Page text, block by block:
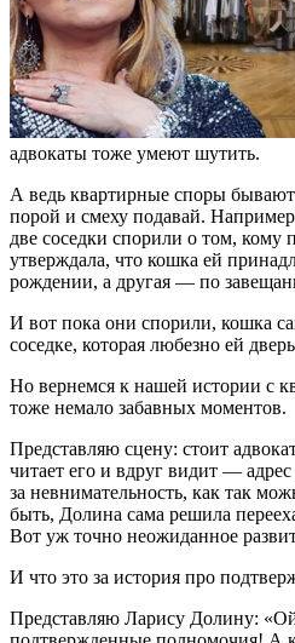
адвокаты тоже умеют шутить.
А ведь квартирные споры
порой и смеху подавай.
две соседки спорили о том,
утверждала, что кошка ей
рождении, а другая — по
И вот пока они спорили, кошка
соседке, которая любезно ей
Но вернемся к нашей истории с
тоже немало забавных моментов.
Представляю сцену: стоит
читает его и вдруг видит —
за невнимательность, как так
быть, Долина сама решила
Вот уж точно неожиданное
И что это за история про
Представляю Ларису Долину: